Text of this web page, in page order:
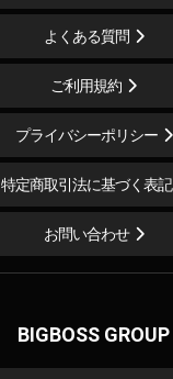
よくある質問
ご利用規約
プライバシーポリシー
特定商取引法に基づく表記
お問い合わせ
BIGBOSS GROUP